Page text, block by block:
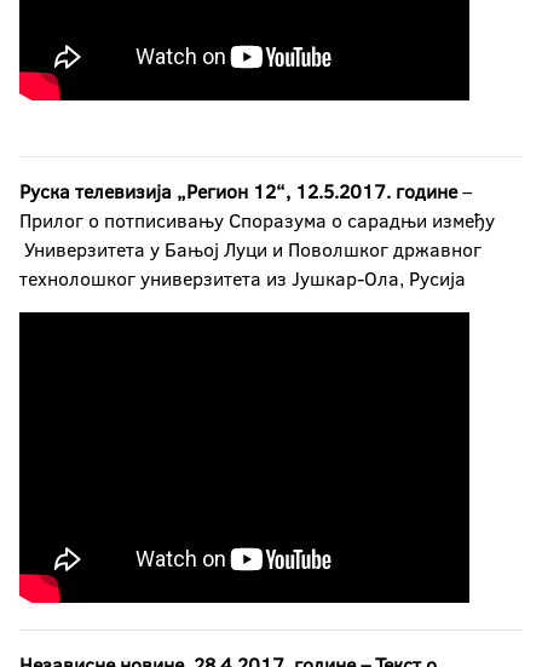
Руска телевизија „Регион 12“, 12.5.2017. године–
Прилог о потписивању Споразума о сарадњи између
Универзитета у Бањој Луци и Поволшког државног
технолошког универзитета из Јушкар-Ола, Русија